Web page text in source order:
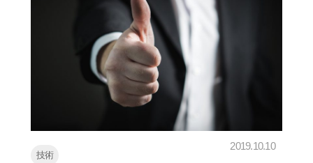
技術
2019.10.10